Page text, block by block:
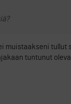
muistaakseni
tuntunut